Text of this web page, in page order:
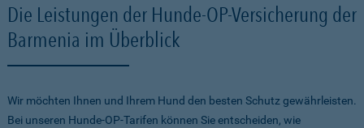
Die Leistungen der Hunde-OP-Versicherung der
Barmenia im Überblick
Wir möchten Ihnen und Ihrem Hund den besten Schutz gewährleisten.
Bei unseren Hunde-OP-Tarifen können Sie entscheiden, wie